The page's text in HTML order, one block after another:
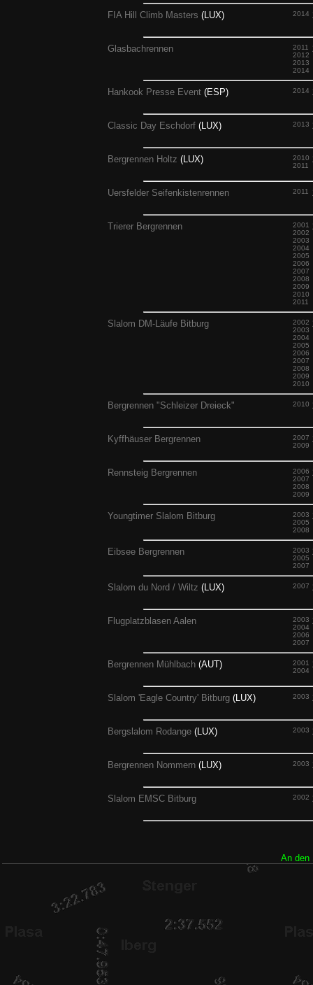
FIA Hill Climb Masters (LUX) 2014
Glasbachrennen
2011
2012
2013
2014
Hankook Presse Event (ESP) 2014
Classic Day Eschdorf (LUX) 2013
Bergrennen Holtz (LUX)
2010
2011
Uersfelder Seifenkistenrennen 2011
Trierer Bergrennen
2001
2002
2003
2004
2005
2006
2007
2008
2009
2010
2011
Slalom DM-Läufe Bitburg
2002
2003
2004
2005
2006
2007
2008
2009
2010
Bergrennen "Schleizer Dreieck" 2010
Kyffhäuser Bergrennen
2007
2009
Rennsteig Bergrennen
2006
2007
2008
2009
Youngtimer Slalom Bitburg
2003
2005
2008
Eibsee Bergrennen
2003
2005
2007
Slalom du Nord / Wiltz (LUX) 2007
Flugplatzblasen Aalen
2003
2004
2006
2007
Bergrennen Mühlbach (AUT)
2001
2004
Slalom 'Eagle Country' Bitburg (LUX) 2003
Bergslalom Rodange (LUX) 2003
Bergrennen Nommern (LUX) 2003
Slalom EMSC Bitburg 2002
An den